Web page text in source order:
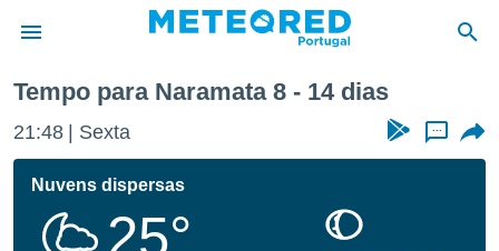
da
foi
Tempo para Naramata 8 - 14 dias
21:48 Sexta ...
Nuvens dispersas
25°